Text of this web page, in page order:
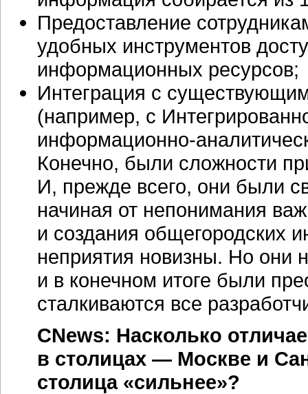
Предоставление
удобных инструментов
информационных ресурсов;
Интеграция с
(например, с
информационно-
Конечно, были сложности
И, прежде всего, они были
начиная от непонимания
и создания общегородских
неприятия новизны. Но они
и в конечном итоге были
сталкиваются все
CNews: Насколько
в столицах — Москве и
столица «сильнее»?